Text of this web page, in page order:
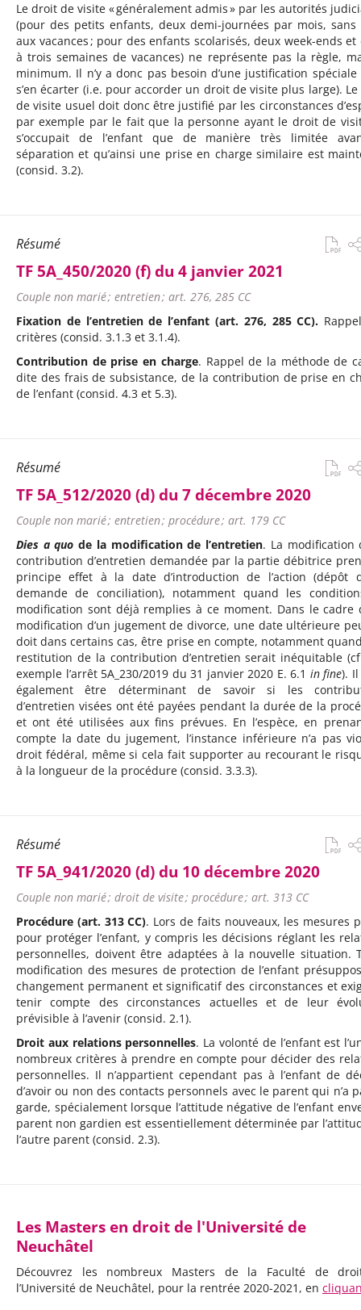
Le droit de visite « généralement admis » par les autorités
(pour des petits enfants, deux demi-journées par mois,
aux vacances ; pour des enfants scolarisés, deux week-ends et
à trois semaines de vacances) ne représente pas la règle,
minimum. Il n’y a donc pas besoin d’une justification
s’en écarter (i.e. pour accorder un droit de visite plus large).
de visite usuel doit donc être justifié par les circonstances
par exemple par le fait que la personne ayant le droit de
s’occupait de l’enfant que de manière très limitée
séparation et qu’ainsi une prise en charge similaire est
(consid. 3.2).
Résumé
TF 5A_450/2020 (f) du 4 janvier 2021
Couple non marié ; entretien ; art. 276, 285 CC
Fixation de l’entretien de l’enfant (art. 276, 285 CC).
critères (consid. 3.1.3 et 3.1.4).
Contribution de prise en charge. Rappel de la méthode de
dite des frais de subsistance, de la contribution de prise en
de l’enfant (consid. 4.3 et 5.3).
Résumé
TF 5A_512/2020 (d) du 7 décembre 2020
Couple non marié ; entretien ; procédure ; art. 179 CC
Dies a quo de la modification de l’entretien. La modification
contribution d’entretien demandée par la partie débitrice
principe effet à la date d’introduction de l’action (dépôt
demande de conciliation), notamment quand les
modification sont déjà remplies à ce moment. Dans le cadre
modification d’un jugement de divorce, une date ultérieure
doit dans certains cas, être prise en compte, notamment
restitution de la contribution d’entretien serait inéquitable
exemple l’arrêt 5A_230/2019 du 31 janvier 2020 E. 6.1 in fine).
également être déterminant de savoir si les
d’entretien visées ont été payées pendant la durée de la
et ont été utilisées aux fins prévues. En l’espèce, en
compte la date du jugement, l’instance inférieure n’a pas
droit fédéral, même si cela fait supporter au recourant le
à la longueur de la procédure (consid. 3.3.3).
Résumé
TF 5A_941/2020 (d) du 10 décembre 2020
Couple non marié ; droit de visite ; procédure ; art. 313 CC
Procédure (art. 313 CC). Lors de faits nouveaux, les mesures
pour protéger l’enfant, y compris les décisions réglant les
personnelles, doivent être adaptées à la nouvelle situation.
modification des mesures de protection de l’enfant
changement permanent et significatif des circonstances et
tenir compte des circonstances actuelles et de leur
prévisible à l’avenir (consid. 2.1).
Droit aux relations personnelles. La volonté de l’enfant est
nombreux critères à prendre en compte pour décider des
personnelles. Il n’appartient cependant pas à l’enfant de
d’avoir ou non des contacts personnels avec le parent qui n’a
garde, spécialement lorsque l’attitude négative de l’enfant
parent non gardien est essentiellement déterminée par
l’autre parent (consid. 2.3).
Les Masters en droit de l'Université de
Neuchâtel
Découvrez les nombreux Masters de la Faculté de
l’Université de Neuchâtel, pour la rentrée 2020-2021, en